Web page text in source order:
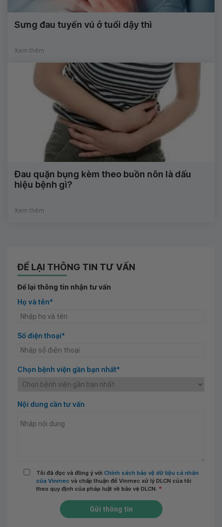
Sưng đau tuyến vú ở tuổi dậy thì
Xem thêm
Đau quặn bụng kèm theo buồn nôn là dấu
hiệu bệnh gì?
Xem thêm
ĐỂ LẠI THÔNG TIN TƯ VẤN
Để lại thông tin nhận tư vấn
Họ và tên*
Số điện thoại*
Chọn bệnh viện gần bạn nhất*
Nội dung cần tư vấn
Tôi đã đọc và đồng ý với Chính sách bảo vệ dữ liệu cá nhân
của Vinmec và chấp thuận để Vinmec xử lý DLCN của tôi
theo quy định của pháp luật về bảo vệ DLCN. *
Gửi thông tin